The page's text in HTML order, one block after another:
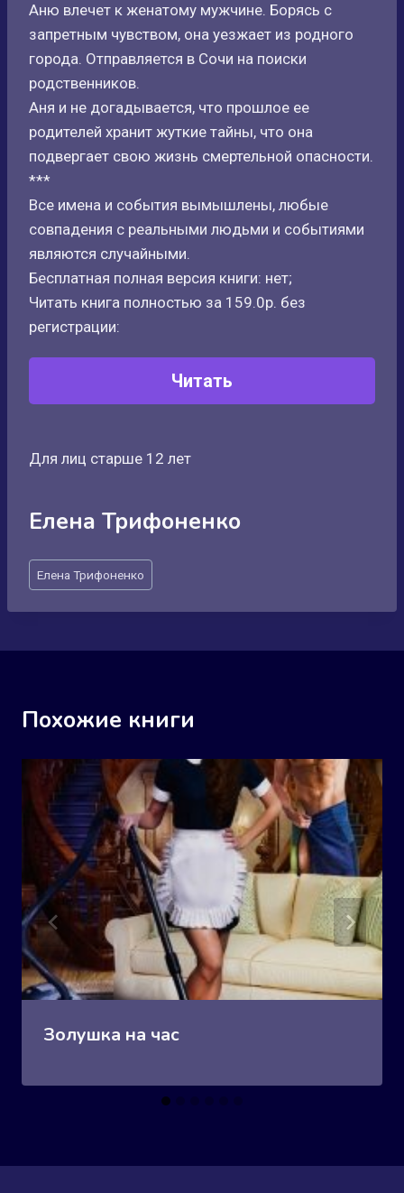
Аню влечет к женатому мужчине. Борясь с
запретным чувством, она уезжает из родного
города. Отправляется в Сочи на поиски
родственников.
Аня и не догадывается, что прошлое ее
родителей хранит жуткие тайны, что она
подвергает свою жизнь смертельной опасности.
***
Все имена и события вымышлены, любые
совпадения с реальными людьми и событиями
являются случайными.
Бесплатная полная версия книги: нет;
Читать книга полностью за 159.0р. без
регистрации:
Читать
Для лиц старше 12 лет
Елена Трифоненко
Метки
записи:
Елена Трифоненко
Похожие книги
Золушка на час